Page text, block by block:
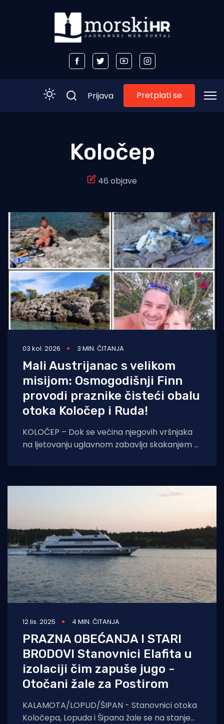
Otoci
Turizam i nautika
Pomorstvo
Ribolov
Ekologija
Tradicija i kultura
Prijava Pretplati se
Koločep
46 objave
03 kol. 2026 3 MIN. ČITANJA
Mali Austrijanac s velikom
misijom: Osmogodišnji Finn
provodi praznike čisteći obalu
otoka Koločep i Ruda!
KOLOČEP – Dok se većina njegovih vršnjaka
na ljetovanju uglavnom zabavlja skakanjem u
dječak Finn
12 lis. 2025 4 MIN. ČITANJA
PRAZNA OBEĆANJA I STARI
BRODOVI Stanovnici Elafita u
izolaciji čim zapuše jugo -
Otočani žale za Postirom
KALAMOTA/LOPUD/ŠIPAN - Stanovnici otoka
Koločepa, Lopuda i Šipana žale se na stanje